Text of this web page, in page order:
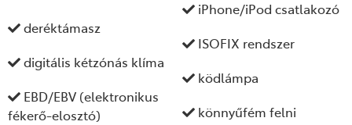
deréktámasz
digitális kétzónás klíma
EBD/EBV (elektronikus
fékerő-elosztó)
iPhone/iPod csatlakozó
ISOFIX rendszer
ködlámpa
könnyűfém felni